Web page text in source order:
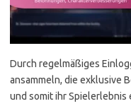
Durch regelmäßiges
ansammeln, die exklusive
und somit ihr Spielerlebnis